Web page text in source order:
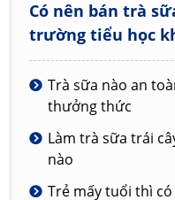
Có nên bán trà
trường tiểu học
Trà sữa nào an
thưởng thức
Làm trà sữa trái
nào
Trẻ mấy tuổi thì